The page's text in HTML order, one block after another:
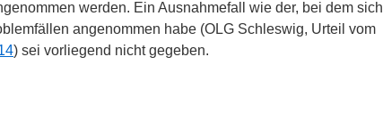
werden. Ein Ausnahmefall wie der, bei dem sich
angenommen habe (OLG Schleswig, Urteil vom
) sei vorliegend nicht gegeben.